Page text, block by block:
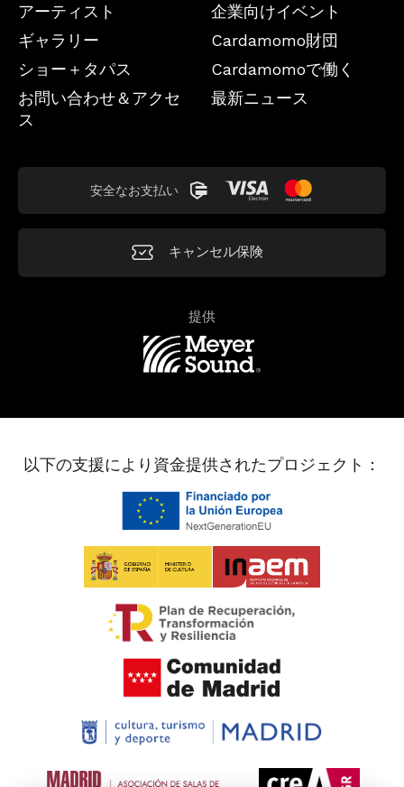
アーティスト
ギャラリー
ショー＋タパス
お問い合わせ＆アクセ
ス
企業向けイベント
Cardamomo財団
Cardamomoで働く
最新ニュース
安全なお支払い
キャンセル保険
提供
以下の支援により資金提供されたプロジェクト：